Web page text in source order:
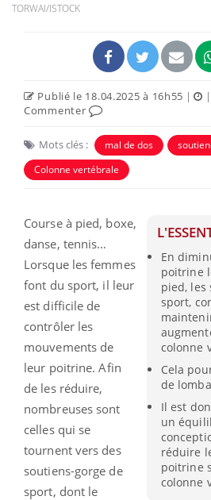
TORWAI/ISTOCK
Publié le 18.04.2025 à 16h55 | |
Commenter
Mots clés : mal de dos
Colonne vertébrale
En
poitrine
pied, les
sport,
colonne
Cela
de
Il est
un
réduire
poitrine
colonne
Course à pied, boxe,
danse, tennis…
Lorsque les femmes
font du sport, il leur
est difficile de
contrôler les
mouvements de
leur poitrine. Afin
de les réduire,
nombreuses sont
celles qui se
tournent vers des
soutiens-gorge de
sport, dont le